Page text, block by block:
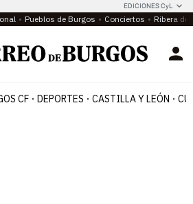
EDICIONES CyL
Pueblos de Burgos Conciertos Ribera del
CF DEPORTES CASTILLA Y LEÓN